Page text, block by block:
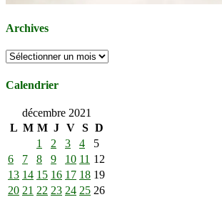
Archives
Archives
Calendrier
décembre 2021
L M M J V S D
1
2 3 4
5
6
7 8 9 10 11 12
13 14 15 16 17 18 19
20 21 22 23 24 25 26